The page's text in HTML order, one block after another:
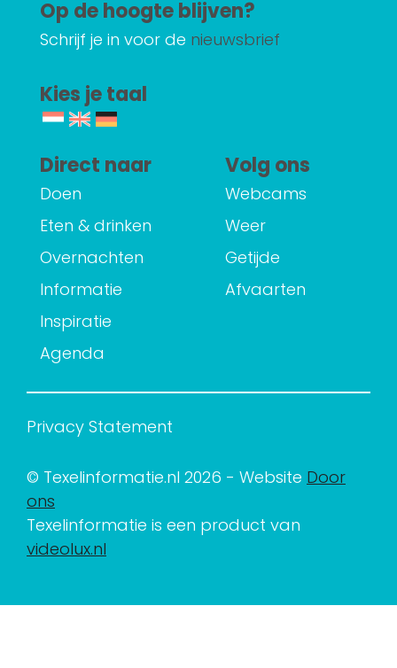
Op de hoogte blijven?
Schrijf je in voor de nieuwsbrief
Kies je taal
Direct naar
Doen
Eten & drinken
Overnachten
Informatie
Inspiratie
Agenda
Volg ons
Webcams
Weer
Getijde
Afvaarten
Privacy Statement
© Texelinformatie.nl 2026 - Website Door
ons
Texelinformatie is een product van
videolux.nl